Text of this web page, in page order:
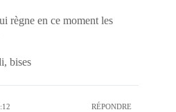
règne en ce moment les
bises
RÉPONDRE